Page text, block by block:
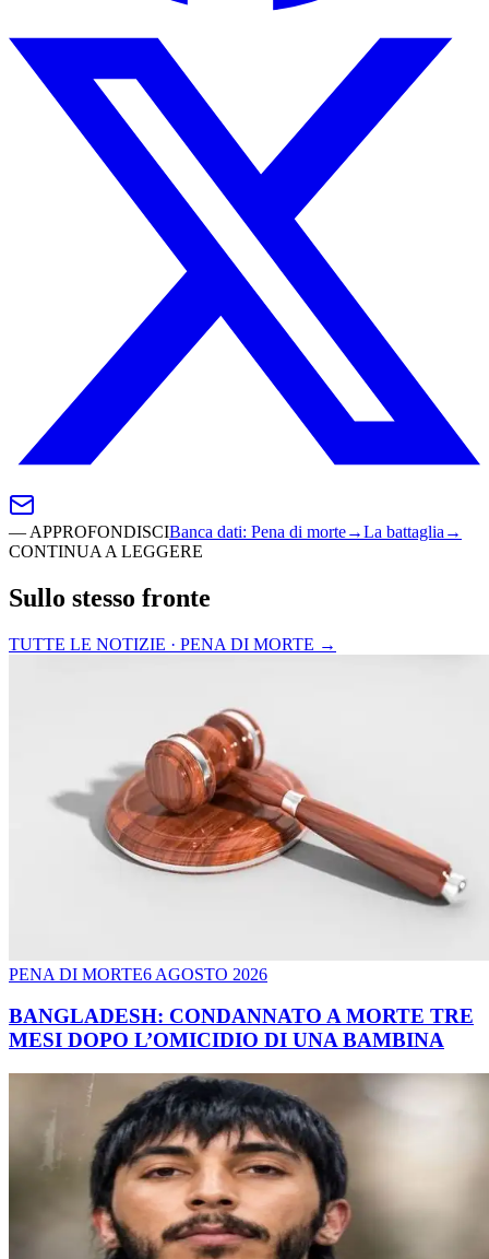
— APPROFONDISCIBanca dati: Pena di morte→La battaglia →
CONTINUA A LEGGERE
Sullo stesso fronte
TUTTE LE NOTIZIE · PENA DI MORTE →
PENA DI MORTE6 AGOSTO 2026
BANGLADESH: CONDANNATO A MORTE TRE
MESI DOPO L’OMICIDIO DI UNA BAMBINA